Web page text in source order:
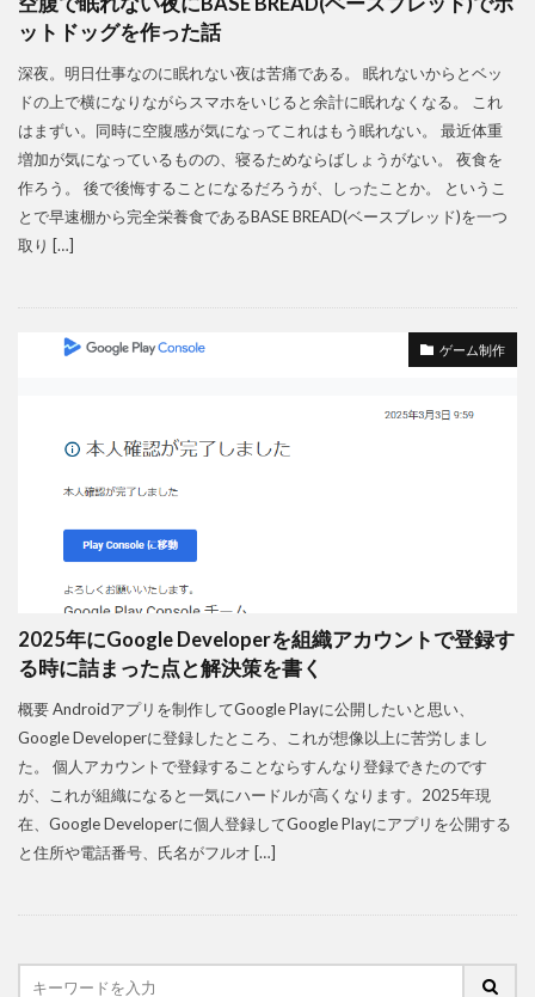
ットドッグを作った話
深夜。明日仕事なのに眠れない夜は苦痛である。 眠れないからとベッ
ドの上で横になりながらスマホをいじると余計に眠れなくなる。 これ
はまずい。同時に空腹感が気になってこれはもう眠れない。 最近体重
増加が気になっているものの、寝るためならばしょうがない。 夜食を
作ろう。 後で後悔することになるだろうが、しったことか。 というこ
とで早速棚から完全栄養食であるBASE BREAD(ベースブレッド)を一つ
取り […]
ゲーム制作
2025年にGoogle Developerを組織アカウントで登録す
る時に詰まった点と解決策を書く
概要 Androidアプリを制作してGoogle Playに公開したいと思い、
Google Developerに登録したところ、これが想像以上に苦労しまし
た。 個人アカウントで登録することならすんなり登録できたのです
が、これが組織になると一気にハードルが高くなります。2025年現
在、Google Developerに個人登録してGoogle Playにアプリを公開する
と住所や電話番号、氏名がフルオ […]